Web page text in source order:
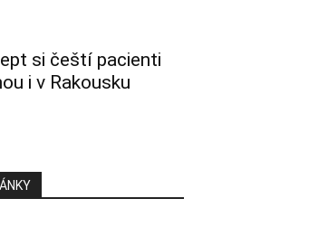
si čeští pacienti
i v Rakousku